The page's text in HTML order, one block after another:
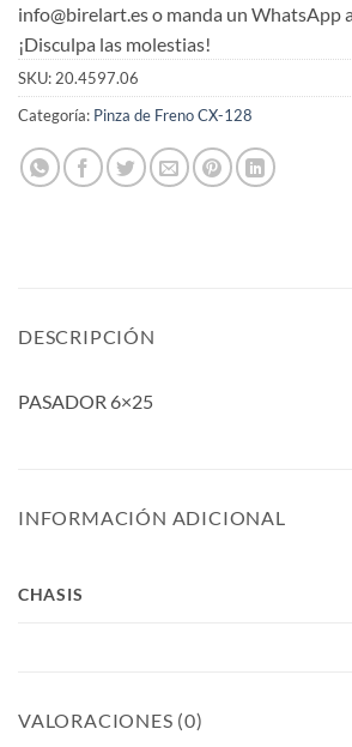
info@birelart.es o manda un WhatsApp
¡Disculpa las molestias!
SKU: 20.4597.06
Categoría: Pinza de Freno CX-128
DESCRIPCIÓN
PASADOR 6×25
INFORMACIÓN ADICIONAL
CHASIS
VALORACIONES (0)